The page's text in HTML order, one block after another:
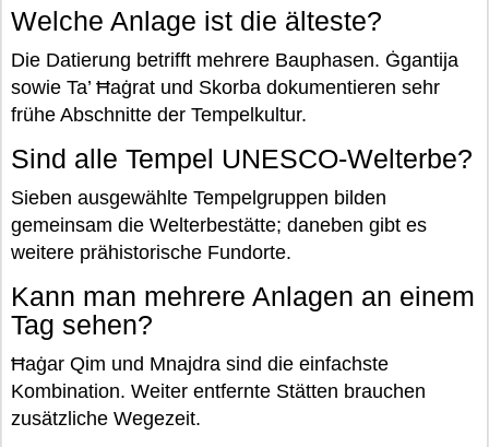
Welche Anlage ist die älteste?
Die Datierung betrifft mehrere Bauphasen. Ġgantija
sowie Ta’ Ħaġrat und Skorba dokumentieren sehr
frühe Abschnitte der Tempelkultur.
Sind alle Tempel UNESCO-Welterbe?
Sieben ausgewählte Tempelgruppen bilden
gemeinsam die Welterbestätte; daneben gibt es
weitere prähistorische Fundorte.
Kann man mehrere Anlagen an einem
Tag sehen?
Ħaġar Qim und Mnajdra sind die einfachste
Kombination. Weiter entfernte Stätten brauchen
zusätzliche Wegezeit.